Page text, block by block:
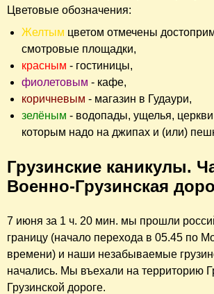
Цветовые обозначения:
Желтым цветом отмечены
смотровые площадки,
красным - гостиницы,
фиолетовым - кафе,
коричневым - магазин в Гудаури,
зелёным - водопады, ущелья,
которым надо на джипах и (или)
Грузинские каникулы.
Военно-Грузинская
7 июня за 1 ч. 20 мин. мы прошли
границу (начало перехода в 05.45 по
времени) и наши незабываемые
начались. Мы въехали на территорию
Грузинской дороге.